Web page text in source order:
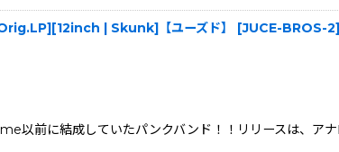
| Skunk]【ユーズド】 [JUCE-BROS-2]
前に結成していたパンクバンド！！リリースは、ア